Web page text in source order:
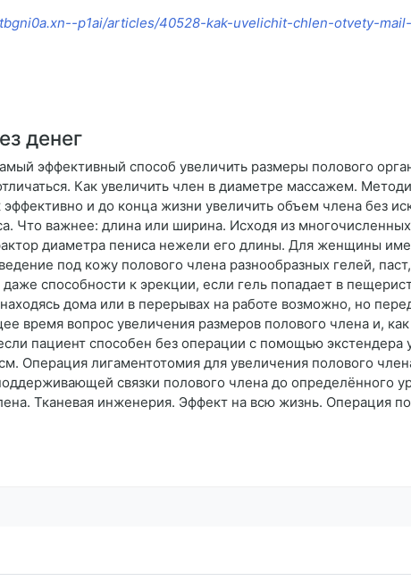
p1ai/articles/40528-kak-uvelichit-chlen-otvety-
денег
эффективный способ увеличить размеры полового
Как увеличить член в диаметре массажем.
и до конца жизни увеличить объем члена без
Что важнее: длина или ширина. Исходя из
диаметра пениса нежели его длины. Для женщины
под кожу полового члена разнообразных гелей,
способности к эрекции, если гель попадает в
дома или в перерывах на работе возможно, но
время вопрос увеличения размеров полового члена и,
пациент способен без операции с помощью экстендера
Операция лигаментотомия для увеличения полового
связки полового члена до определённого
Тканевая инженерия. Эффект на всю жизнь. Операция